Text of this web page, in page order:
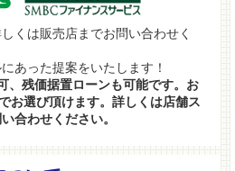
くは販売店までお問い合わせく
あった提案をいたします！
、残価据置ローンも可能です。お
お選び頂けます。詳しくは店舗ス
合わせください。